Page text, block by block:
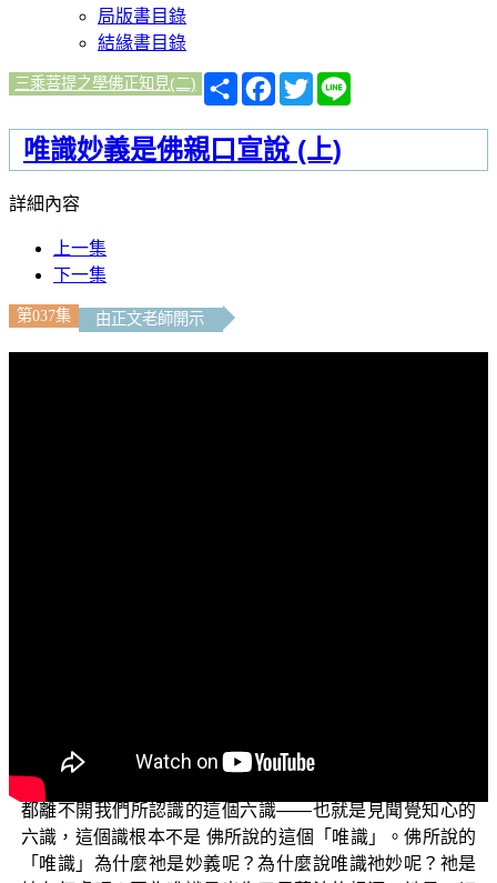
局版書目錄
結緣書目錄
三乘菩提之學佛正知見(二)
分
享
Facebook
Twitter
唯識妙義是佛親口宣說 (上)
詳細內容
上一集
下一集
第037集 由正文老師開示
以來，西方科學在探討的這些唯心的問題，它所探討的這
個「唯識」是哪一個識呢？基本上他們所探討的這個識，
都離不開我們所認識的這個六識——也就是見聞覺知心的
六識，這個識根本不是 佛所說的這個「唯識」。佛所說的
「唯識」為什麼祂是妙義呢？為什麼說唯識祂妙呢？祂是